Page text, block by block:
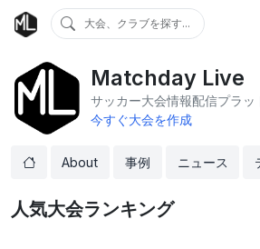
大会、クラブを探す...
Matchday Live
サッカー大会情報配信プラッ
今すぐ大会を作成
About 事例 ニュース
人気大会ランキング